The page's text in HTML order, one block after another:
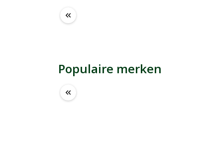
keyboard_double_arrow_left
Populaire merken
keyboard_double_arrow_left